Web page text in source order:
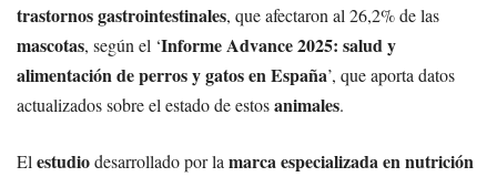
trastornos gastrointestinales, que afectaron al 26,2% de las
mascotas, según el ‘Informe Advance 2025: salud y
alimentación de perros y gatos en España’, que aporta datos
actualizados sobre el estado de estosanimales.
El estudiodesarrollado por la marca especializada en nutrición